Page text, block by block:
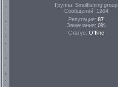
Группа: Smolfishing group
Сообщений: 1264
Репутация: 87
Замечания: 0%
Статус: Offline